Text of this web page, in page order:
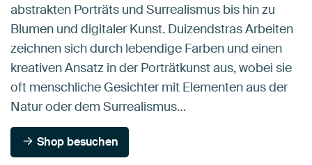
abstrakten Porträts und Surrealismus bis hin zu
Blumen und digitaler Kunst. Duizendstras Arbeiten
zeichnen sich durch lebendige Farben und einen
kreativen Ansatz in der Porträtkunst aus, wobei sie
oft menschliche Gesichter mit Elementen aus der
Natur oder dem Surrealismus…
Shop besuchen